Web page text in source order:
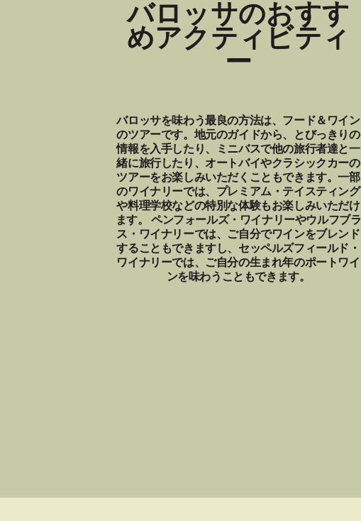
バロッサのおすす
めアクティビティ
ー
バロッサを味わう最良の方法は、フード＆ワイン
のツアーです。地元のガイドから、とびっきりの
情報を入手したり、ミニバスで他の旅行者達と一
緒に旅行したり、オートバイやクラシックカーの
ツアーをお楽しみいただくこともできます。一部
のワイナリーでは、プレミアム・テイスティング
や料理学校などの特別な体験もお楽しみいただけ
ます。 ペンフォールズ・ワイナリーやウルフブラ
ス・ワイナリーでは、ご自分でワインをブレンド
することもできますし、セッペルズフィールド・
ワイナリーでは、ご自分の生まれ年のポートワイ
ンを味わうこともできます。